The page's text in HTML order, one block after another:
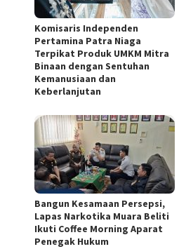
Komisaris Independen
Pertamina Patra Niaga
Terpikat Produk UMKM Mitra
Binaan dengan Sentuhan
Kemanusiaan dan
Keberlanjutan
Bangun Kesamaan Persepsi,
Lapas Narkotika Muara Beliti
Ikuti Coffee Morning Aparat
Penegak Hukum